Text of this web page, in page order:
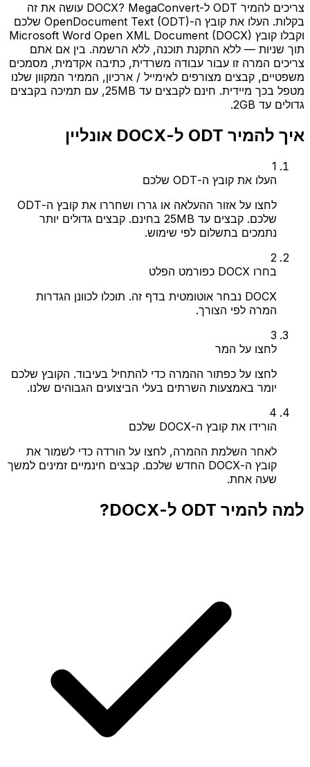
צריכים להמיר ODT ל-DOCX? MegaConvert עושה את זה
בקלות. העלו את קובץ ה-OpenDocument Text (ODT) שלכם
וקבלו קובץ Microsoft Word Open XML Document (DOCX)
תוך שניות — ללא התקנת תוכנה, ללא הרשמה. בין אם אתם
צריכים המרה זו עבור עבודה משרדית, כתיבה אקדמית, מסמכים
משפטיים, קבצים מצורפים לאימייל / ארכיון, הממיר המקוון שלנו
מטפל בכך מיידית. חינם לקבצים עד 25MB, עם תמיכה בקבצים
גדולים עד 2GB.
איך להמיר ODT ל-DOCX אונליין
1
העלו את קובץ ה-ODT שלכם
לחצו על אזור ההעלאה או גררו ושחררו את קובץ ה-ODT
שלכם. קבצים עד 25MB בחינם. קבצים גדולים יותר
נתמכים בתשלום לפי שימוש.
2
בחרו DOCX כפורמט הפלט
DOCX נבחר אוטומטית בדף זה. תוכלו לכוונן הגדרות
המרה לפי הצורך.
3
לחצו על המר
לחצו על כפתור ההמרה כדי להתחיל בעיבוד. הקובץ שלכם
יומר באמצעות השרתים בעלי הביצועים הגבוהים שלנו.
4
הורידו את קובץ ה-DOCX שלכם
לאחר השלמת ההמרה, לחצו על הורדה כדי לשמור את
קובץ ה-DOCX החדש שלכם. קבצים חינמיים זמינים למשך
שעה אחת.
למה להמיר ODT ל-DOCX?